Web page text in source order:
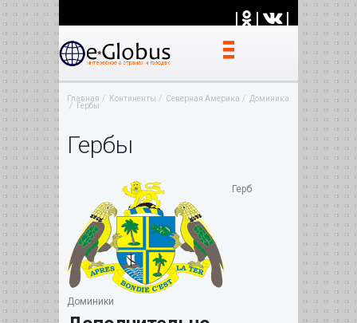
| | |
Главная Континенты Северная Америка
Доминика
Гербы
Гербы
Герб
Доминики